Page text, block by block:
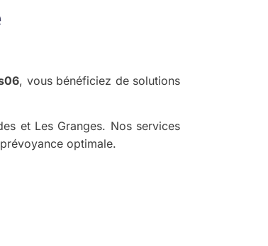
, vous bénéficiez de solutions
et Les Granges. Nos services
optimale.